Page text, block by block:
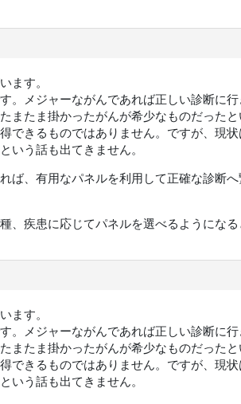
ます。
。メジャーながんであれば正しい診断に
またま掛かったがんが希少なものだった
できるものではありません。ですが、現
いう話も出てきません。
ば、有用なパネルを利用して正確な診断
、疾患に応じてパネルを選べるようになる
ます。
。メジャーながんであれば正しい診断に
またま掛かったがんが希少なものだった
できるものではありません。ですが、現
いう話も出てきません。